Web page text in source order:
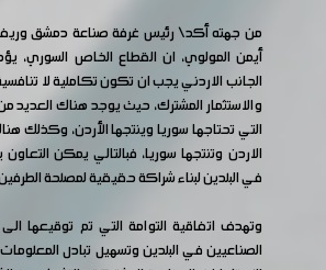
من جهته أكد\ رئيس غرفة صناعة دمشق
أيمن المولوي، ان القطاع الخاص السوري،
الجانب الاردني يجب ان تكون تكاملية لا
والاستثمار المشترك، حيث يوجد هناك العديد
التي تحتاجها سوريا وينتجها الأردن، وكذلك
الاردن وتنتجها سوريا، فبالتالي يمكن
في البلدين لبناء شراكة حقيقية لمصلحة
وتهدف اتفاقية التوامة التي تم توقيعها الى
الصناعيين في البلدين وتسهيل تبادل